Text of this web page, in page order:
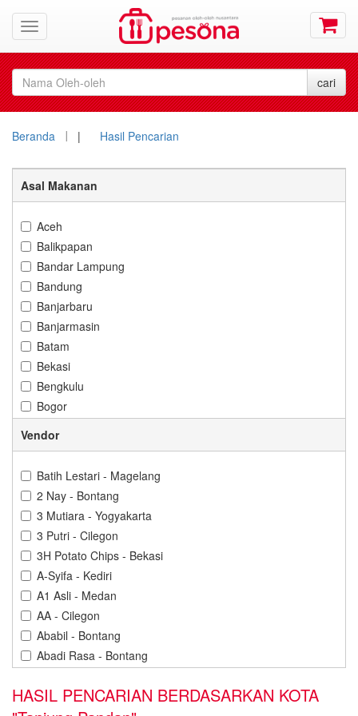
Beranda | Hasil Pencarian
Asal Makanan
Aceh
Balikpapan
Bandar Lampung
Bandung
Banjarbaru
Banjarmasin
Batam
Bekasi
Bengkulu
Bogor
Denpasar
Jakarta
Kediri
Kendari
Kuningan
Vendor
Batih Lestari - Magelang
2 Nay - Bontang
3 Mutiara - Yogyakarta
3 Putri - Cilegon
3H Potato Chips - Bekasi
A-Syifa - Kediri
A1 Asli - Medan
AA - Cilegon
Ababil - Bontang
Abadi Rasa - Bontang
Abdillah Jaya - Cilegon
HASIL PENCARIAN BERDASARKAN KOTA